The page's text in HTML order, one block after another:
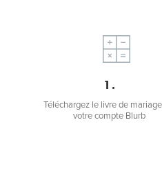
1.
Téléchargez le livre de
votre compte Blurb